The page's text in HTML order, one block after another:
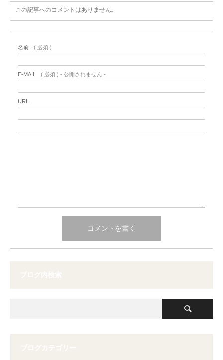
この記事へのコメントはありません。
名前 ( 必須 )
E-MAIL ( 必須 ) - 公開されません -
URL